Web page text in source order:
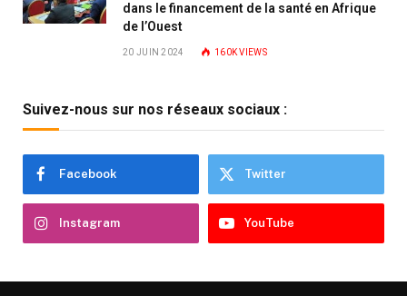
dans le financement de la santé en Afrique
de l’Ouest
20 JUIN 2024 160KVIEWS
Suivez-nous sur nos réseaux sociaux :
Facebook Twitter
Instagram YouTube